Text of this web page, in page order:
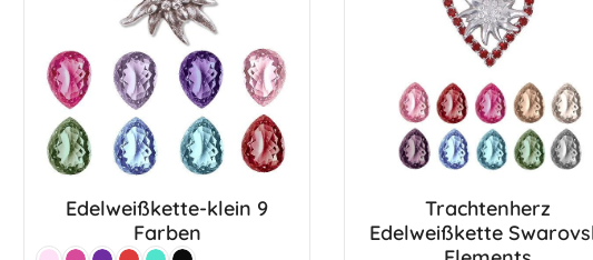
Edelweißkette-klein 9
Farben
Trachtenherz
Edelweißkette